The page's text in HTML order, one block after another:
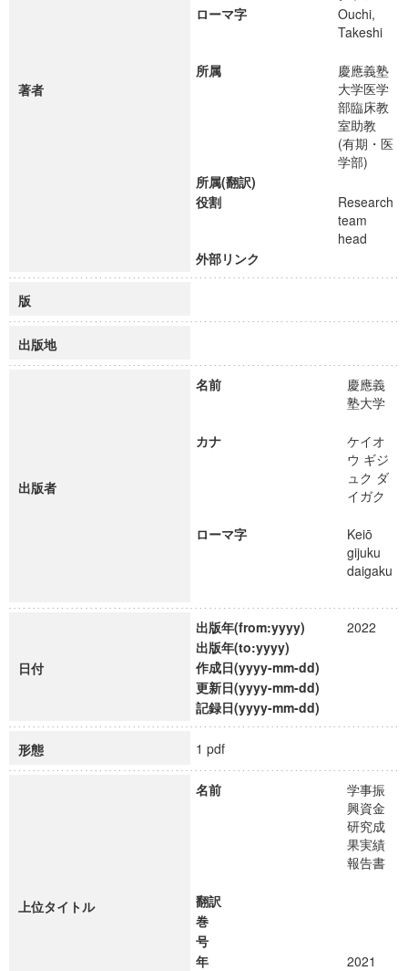
著者
ローマ字
Ouchi,
Takeshi
所属
慶應義塾
大学医学
部臨床教
室助教
(有期・医
学部)
所属(翻訳)
役割
Research
team
head
外部リンク
版
出版地
出版者
名前
慶應義
塾大学
カナ
ケイオ
ウ ギジ
ュク ダ
イガク
ローマ字
Keiō
gijuku
daigaku
日付
出版年(from:yyyy)
2022
出版年(to:yyyy)
作成日(yyyy-mm-dd)
更新日(yyyy-mm-dd)
記録日(yyyy-mm-dd)
形態 1 pdf
上位タイトル
名前
学事振
興資金
研究成
果実績
報告書
翻訳
巻
号
年
2021